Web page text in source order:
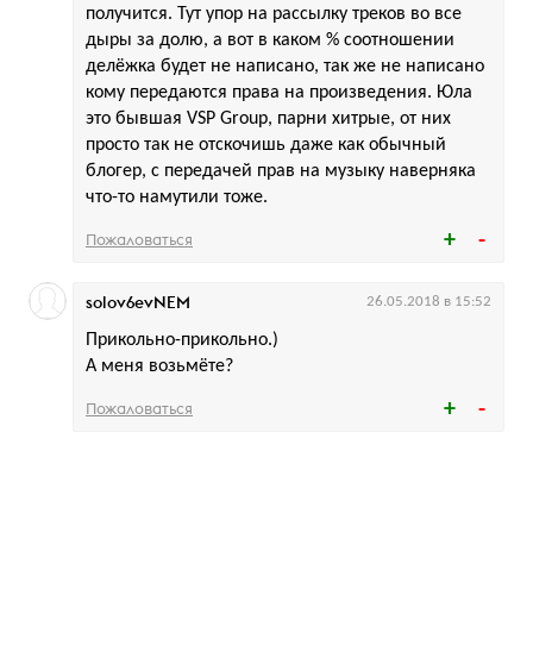
получится. Тут упор на рассылку треков во все
дыры за долю, а вот в каком % соотношении
делёжка будет не написано, так же не написано
кому передаются права на произведения. Юла
это бывшая VSP Group, парни хитрые, от них
просто так не отскочишь даже как обычный
блогер, с передачей прав на музыку наверняка
что-то намутили тоже.
Пожаловаться
Прикольно-прикольно.)
А меня возьмёте?
solov6evNEM 26.05.2018 в 15:52
Пожаловаться